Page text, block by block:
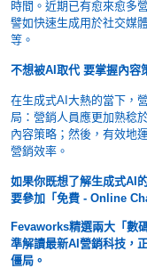
時間。近期已有愈來愈多
譬如快速生成用於社交媒
等。
不想被AI取代 要掌握內容
在生成式AI大熱的當下，
局：營銷人員應更加熟稔
內容策略；然後，有效地
營銷效率。
如果你既想了解生成式AI
要參加「免費 - Online
Fevaworks精選兩大「數
準解讀最新AI營銷科技，
僵局。